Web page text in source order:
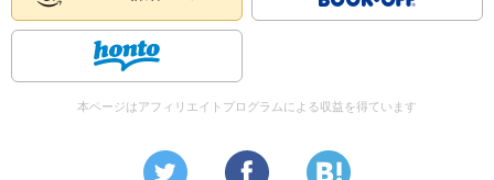
い強烈な体験があります。 生物界は、お互いに利用し利
用される関係にあります。自らは寄生しなくとも、何らか
の生物に寄生されているのが一般的であり、寄生に無関係
な生物など存在しないでしょう。 そういう意味では、地
うこともできます。人間を例にとっても、すでに述べたよ
本ページはアフィリエイトプログラムによる収益を得ています